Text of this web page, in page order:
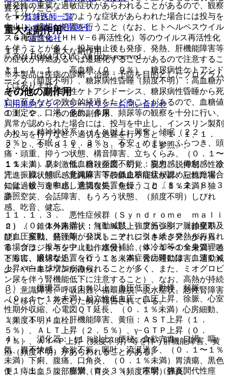
遅発性の重篤な過敏症状があらわれることがあるので、観察
を十分に行い、このような症状があらわれた場合には投与を
中止し、適切な処置を行うこと（なお、ヒトヘルペスウイル
ス６再活性化（ＨＨＶ−６再活性化）等のウイルス再活性化
を伴うことが多く、投与中止後も発疹、発熱、肝機能障害等
の症状が再燃あるいは遷延化することがあるので注意するこ
と）。
その他の副作用
１１．２． その他の副作用
１）． 精神神経系：（１％以上）興奮、傾眠（２２．
３％）、不眠（１０．３％）、不安、めまい・ふらつき、頭
痛・頭重、抑うつ状態、構音障害、立ちくらみ、（０．１〜
１％未満）易刺激性、自殺企図、幻覚、妄想、脱抑制、性欲
亢進、躁状態、感覚鈍麻、下肢静止不能症候群、記憶障害、
知覚過敏、違和感、意識喪失、焦燥、（０．１％未満）独
語、空笑、会話障害、もうろう状態、（頻度不明）しびれ
感、吃音、健忘。
２）． 錐体外路症状：（１％以上）アカシジア（静坐不
能）、振戦、筋強剛、ジストニア、ジスキネジア、歩行異
常、ブラジキネジア（動作緩慢）、（０．１〜１％未満）嚥
下障害、眼球挙上、（０．１％未満）舌の運動障害、運動減
少、パーキンソン病徴候。
３）． 循環器：（１％以上）血圧低下、動悸、頻脈、
（０．１〜１％未満）起立性低血圧、血圧上昇、徐脈、心室
性期外収縮、心電図ＱＴ延長、（０．１％未満）心房細動、
（頻度不明）血栓。
４）． 消化器：（１％以上）便秘、食欲亢進、口渇、嘔
気、胃不快感、食欲不振、嘔吐、流涎過多、（０．１〜１％
未満）下痢、腹痛、口角炎、（０．１％未満）胃潰瘍、黒色
便、痔出血、腹部膨満、胃炎、（頻度不明）膵炎。
置を行うこと。
重大な副作用
１１．１． 重大な副作用
１１．１．１． 高血糖（０．９％）、糖尿病性ケトアシド
ーシス（頻度不明）、糖尿病性昏睡（頻度不明）：高血糖が
あらわれ、糖尿病性ケトアシドーシス、糖尿病性昏睡から死
亡に至るなどの致命的経過をたどることがあるので、血糖値
の測定や、口渇、多飲、多尿、頻尿等の観察を十分に行い、
異常が認められた場合には、投与を中止し、インスリン製剤
の投与を行うなど、適切な処置を行うこと〔１．１、１．
２、２．５、８．１、８．３、９．１．１参照〕。
１１．１．２． 低血糖（頻度不明）：脱力感、倦怠感、冷
汗、振戦、傾眠、意識障害等の低血糖症状が認められた場合
には、投与を中止し適切な処置を行うこと〔８．２、８．３
参照〕。
１１．１．３． 悪性症候群（Ｓｙｎｄｒｏｍｅ ｍａｌｉ
ｎ）（０．１％未満）：無動緘黙、強度筋強剛、脈拍変動及
び血圧変動、発汗等が発現し、それに引き続き発熱がみられ
る場合は、投与を中止し、水分補給、体冷却等の全身管理と
ともに、適切な処置を行うこと（本症発症時には、血清ＣＫ
上昇や白血球増加がみられることが多く、また、ミオグロビ
ン尿を伴う腎機能低下に注意すること）、なお、高熱が持続
し、意識障害、呼吸困難、循環虚脱、脱水症状、急性腎障害
へと移行し、死亡した例が報告されている。
１１．１．４． 肝機能障害、黄疸：ＡＳＴ上昇（１．
５％）、ＡＬＴ上昇（２．５％）、γ−ＧＴＰ上昇（０．
７％）、Ａｌ−Ｐ上昇（頻度不明）等を伴う肝機能障害、黄
疸（頻度不明）があらわれることがある。
１１．１．５． 痙攣（０．３％）：痙攣（強直間代性痙
監修医師一覧
UpToDate特別割引
運営会社
© 2021 HOKUTO Inc. All rights reserved.
※本製品は疾病の診断・治療・予防を目的としたプログラム
ではありません。
利用規約プライバシーポリシーお問い合わせ